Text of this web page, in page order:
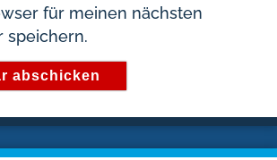
für meinen nächsten
speichern.